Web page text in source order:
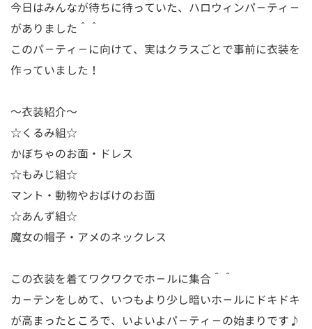
今日はみんなが待ちに待っていた、ハロウィンパ－ティ－
がありました＾＾
このパ－ティ－に向けて、実はクラスごとで事前に衣装を
作っていました！
～衣装紹介～
☆くるみ組☆
かぼちゃのお面・ドレス
☆もみじ組☆
マント・動物やおばけのお面
☆あんず組☆
魔女の帽子・アメのネックレス
この衣装を着てワクワクでホ－ルに集合＾＾
カ－テンをしめて、いつもより少し暗いホ－ルにドキドキ
が高まったところで、いよいよパ－ティ－の始まりです♪